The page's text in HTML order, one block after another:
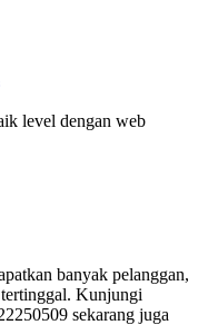
level dengan web
banyak pelanggan,
tertinggal. Kunjungi
sekarang juga